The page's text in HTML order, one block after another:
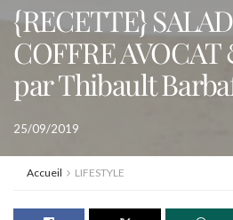
{RECETTE}
COFFRE
par Thibault
25/09/2019
Accueil LIFESTYLE